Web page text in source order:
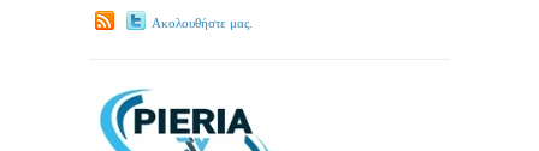
Ακολουθήστε μας.